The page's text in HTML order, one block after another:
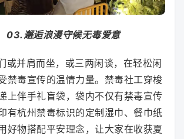
03.邂逅浪漫守候无毒爱意
或并肩而坐，或三两闲谈，在轻松闲
禁毒宣传的温情力量。禁毒社工穿梭
上伴手礼盲袋，袋内不仅有禁毒宣传
有杭州禁毒标识的定制湿巾、餐巾纸
好物搭配平安理念，让大家在收获夏